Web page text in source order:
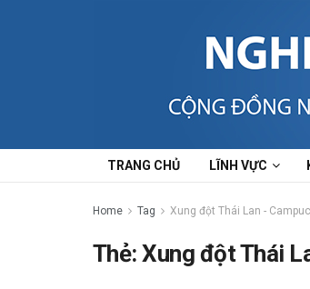
TRANG CHỦ LĨNH VỰC
Home Tag Xung đột Thái Lan -
Thẻ:Xung đột Thái